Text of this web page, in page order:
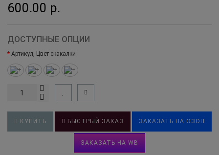
600.00 р.
ДОСТУПНЫЕ ОПЦИИ
Артикул, Цвет скакалки
КУПИТЬ БЫСТРЫЙ ЗАКАЗ ЗАКАЗАТЬ НА ОЗОН
ЗАКАЗАТЬ НА WB